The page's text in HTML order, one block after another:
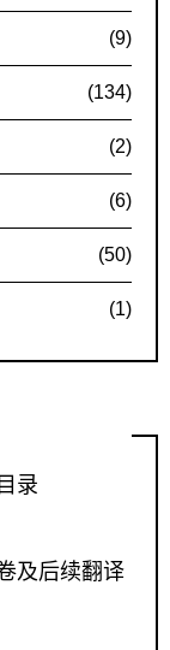
(9)
(134)
(2)
(6)
(50)
(1)
录
及后续翻译